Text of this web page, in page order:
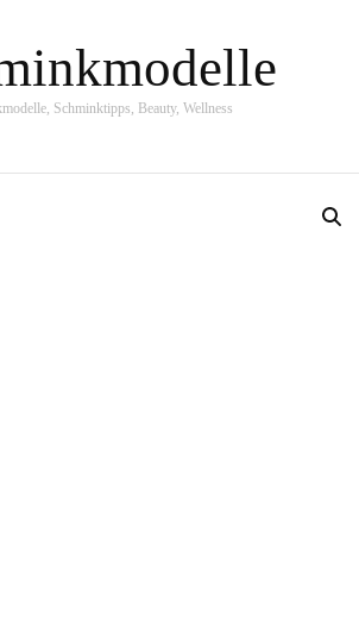
Schminktipps, Beauty, Wellness